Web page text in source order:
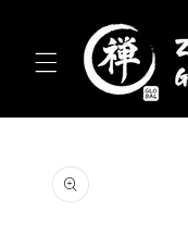
content
product
information